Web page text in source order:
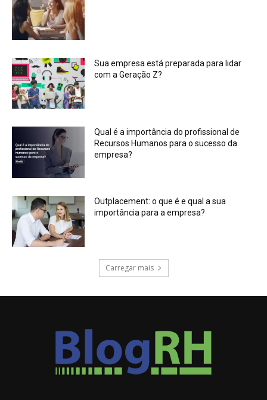
Sua empresa está preparada para lidar
com a Geração Z?
Qual é a importância do profissional de
Recursos Humanos para o sucesso da
empresa?
Outplacement: o que é e qual a sua
importância para a empresa?
Carregar mais